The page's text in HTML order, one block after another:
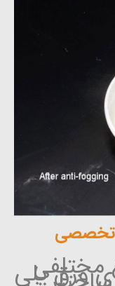
تخصصی
مختلفی
ورق پلی